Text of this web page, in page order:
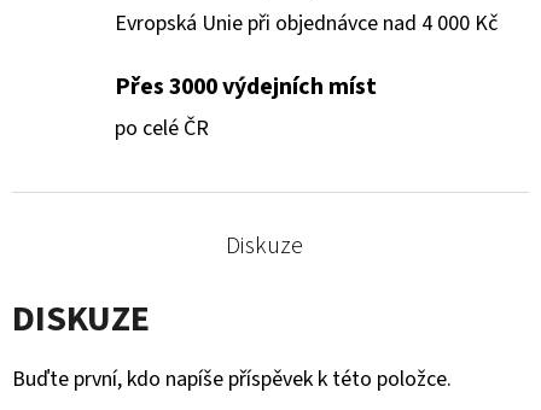
Evropská Unie při objednávce nad 4 000 Kč
Přes 3000 výdejních míst
po celé ČR
Diskuze
DISKUZE
Buďte první, kdo napíše příspěvek k této položce.